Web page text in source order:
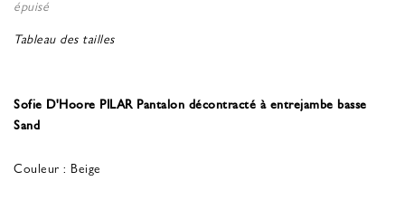
épuisé
Tableau des tailles
Sofie D'Hoore PILAR Pantalon décontracté à entrejambe basse
Sand
Couleur : Beige